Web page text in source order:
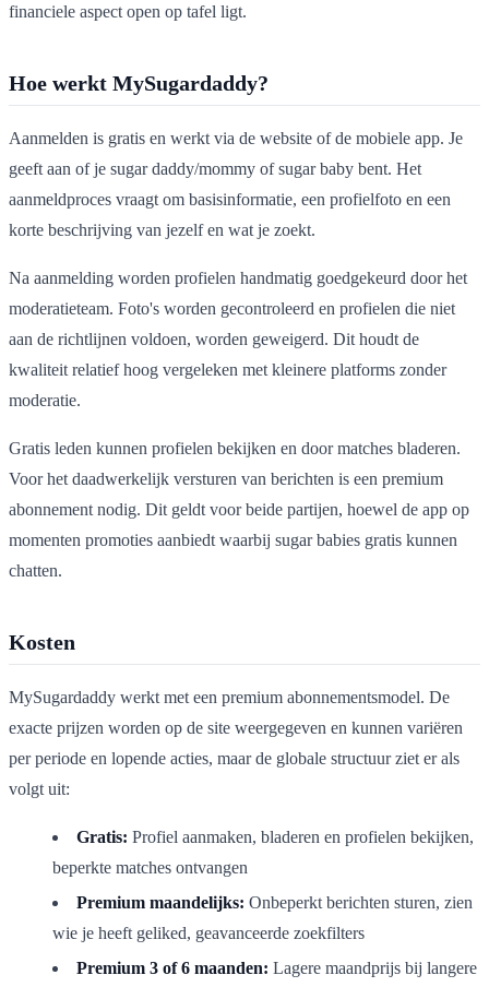
financiele aspect open op tafel ligt.
Hoe werkt MySugardaddy?
Aanmelden is gratis en werkt via de website of de mobiele app. Je
geeft aan of je sugar daddy/mommy of sugar baby bent. Het
aanmeldproces vraagt om basisinformatie, een profielfoto en een
korte beschrijving van jezelf en wat je zoekt.
Na aanmelding worden profielen handmatig goedgekeurd door het
moderatieteam. Foto's worden gecontroleerd en profielen die niet
aan de richtlijnen voldoen, worden geweigerd. Dit houdt de
kwaliteit relatief hoog vergeleken met kleinere platforms zonder
moderatie.
Gratis leden kunnen profielen bekijken en door matches bladeren.
Voor het daadwerkelijk versturen van berichten is een premium
abonnement nodig. Dit geldt voor beide partijen, hoewel de app op
momenten promoties aanbiedt waarbij sugar babies gratis kunnen
chatten.
Kosten
MySugardaddy werkt met een premium abonnementsmodel. De
exacte prijzen worden op de site weergegeven en kunnen variëren
per periode en lopende acties, maar de globale structuur ziet er als
volgt uit:
Gratis: Profiel aanmaken, bladeren en profielen bekijken,
beperkte matches ontvangen
Premium maandelijks: Onbeperkt berichten sturen, zien
wie je heeft geliked, geavanceerde zoekfilters
Premium 3 of 6 maanden: Lagere maandprijs bij langere